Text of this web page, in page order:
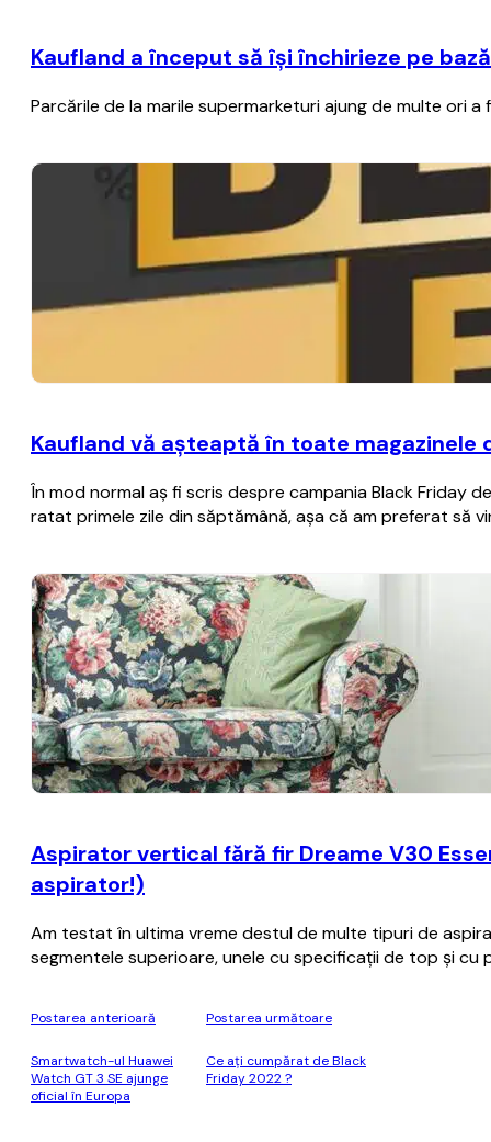
Kaufland a început să îşi închirieze pe
Parcările de la marile supermarketuri ajung de multe ori
Kaufland vă aşteaptă în toate magazinele
În mod normal aş fi scris despre campania Black Friday
ratat primele zile din săptămână, aşa că am preferat să
Aspirator vertical fără fir Dreame V30
aspirator!)
Am testat în ultima vreme destul de multe tipuri de
segmentele superioare, unele cu specificații de top și
Postarea anterioară
Smartwatch-ul Huawei
Watch GT 3 SE ajunge
oficial în Europa
Postarea următoare
Ce aţi cumpărat de Black
Friday 2022 ?